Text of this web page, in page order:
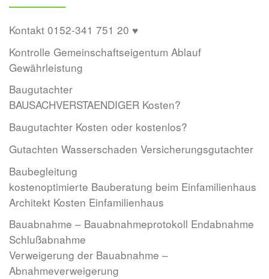
Kontakt 0152-341 751 20 ♥
Kontrolle Gemeinschaftseigentum Ablauf
Gewährleistung
Baugutachter
BAUSACHVERSTAENDIGER Kosten?
Baugutachter Kosten oder kostenlos?
Gutachten Wasserschaden Versicherungsgutachter
Baubegleitung
kostenoptimierte Bauberatung beim Einfamilienhaus
Architekt Kosten Einfamilienhaus
Bauabnahme – Bauabnahmeprotokoll Endabnahme
Schlußabnahme
Verweigerung der Bauabnahme –
Abnahmeverweigerung